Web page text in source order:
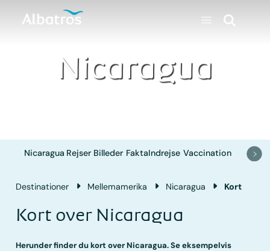
Nicaragua
Nicaragua Rejser Billeder FaktaIndrejse Vaccination
Destinationer Mellemamerika Nicaragua Kort
Kort over Nicaragua
Herunder finder du kort over Nicaragua. Se eksempelvis